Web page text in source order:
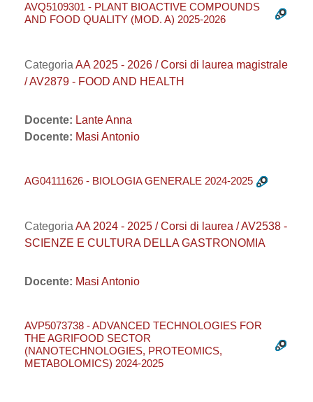
AVQ5109301 - PLANT BIOACTIVE COMPOUNDS
AND FOOD QUALITY (MOD. A) 2025-2026
Categoria AA 2025 - 2026 / Corsi di laurea magistrale
/ AV2879 - FOOD AND HEALTH
Docente: Lante Anna
Docente: Masi Antonio
AG04111626 - BIOLOGIA GENERALE 2024-2025
Categoria AA 2024 - 2025 / Corsi di laurea / AV2538 -
SCIENZE E CULTURA DELLA GASTRONOMIA
Docente: Masi Antonio
AVP5073738 - ADVANCED TECHNOLOGIES FOR
THE AGRIFOOD SECTOR
(NANOTECHNOLOGIES, PROTEOMICS,
METABOLOMICS) 2024-2025